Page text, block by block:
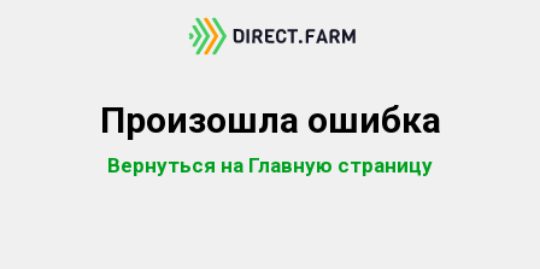
Произошла ошибка
Вернуться на Главную страницу